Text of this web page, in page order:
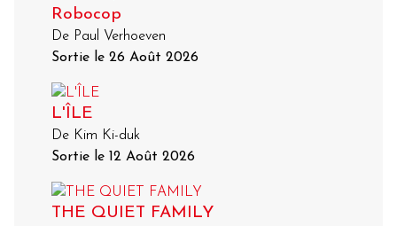
Robocop
De Paul Verhoeven
Sortie le 26 Août 2026
L'ÎLE
De Kim Ki-duk
Sortie le 12 Août 2026
THE QUIET FAMILY